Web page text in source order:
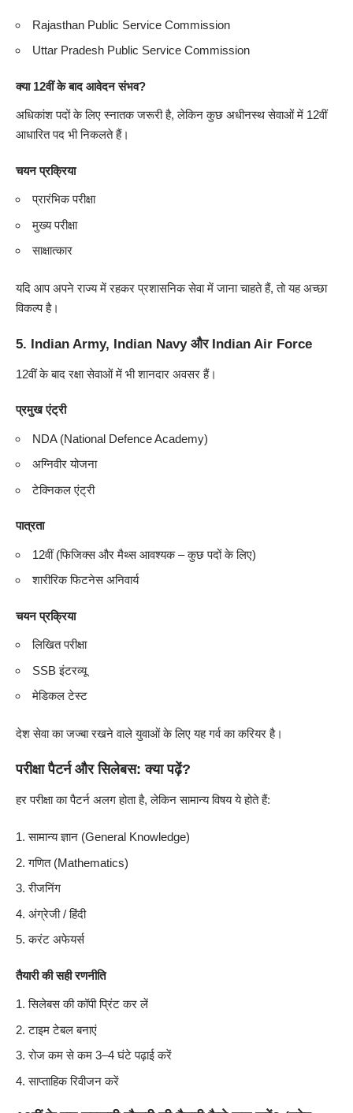
Rajasthan Public Service Commission
Uttar Pradesh Public Service Commission
क्या 12वीं के बाद आवेदन संभव?
अधिकांश पदों के लिए स्नातक जरूरी है, लेकिन कुछ अधीनस्थ सेवाओं में 12वीं
आधारित पद भी निकलते हैं।
चयन प्रक्रिया
प्रारंभिक परीक्षा
मुख्य परीक्षा
साक्षात्कार
यदि आप अपने राज्य में रहकर प्रशासनिक सेवा में जाना चाहते हैं, तो यह अच्छा
विकल्प है।
5. Indian Army, Indian Navy और Indian Air Force
12वीं के बाद रक्षा सेवाओं में भी शानदार अवसर हैं।
प्रमुख एंट्री
NDA (National Defence Academy)
अग्निवीर योजना
टेक्निकल एंट्री
पात्रता
12वीं (फिजिक्स और मैथ्स आवश्यक – कुछ पदों के लिए)
शारीरिक फिटनेस अनिवार्य
चयन प्रक्रिया
लिखित परीक्षा
SSB इंटरव्यू
मेडिकल टेस्ट
देश सेवा का जज्बा रखने वाले युवाओं के लिए यह गर्व का करियर है।
परीक्षा पैटर्न और सिलेबस: क्या पढ़ें?
हर परीक्षा का पैटर्न अलग होता है, लेकिन सामान्य विषय ये होते हैं:
सामान्य ज्ञान (General Knowledge)
गणित (Mathematics)
रीजनिंग
अंग्रेजी / हिंदी
करंट अफेयर्स
तैयारी की सही रणनीति
सिलेबस की कॉपी प्रिंट कर लें
टाइम टेबल बनाएं
रोज कम से कम 3–4 घंटे पढ़ाई करें
साप्ताहिक रिवीजन करें